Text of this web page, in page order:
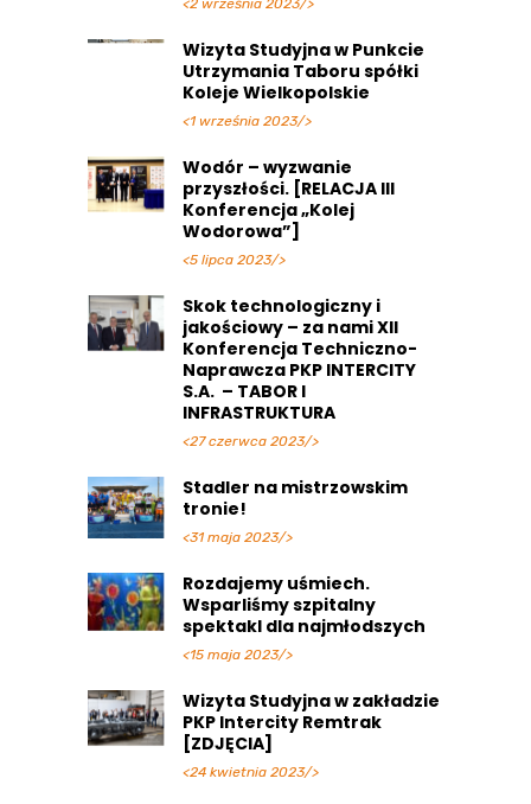
<2 września 2023/>
Wizyta Studyjna w Punkcie
Utrzymania Taboru spółki
Koleje Wielkopolskie
<1 września 2023/>
Wodór – wyzwanie
przyszłości. [RELACJA III
Konferencja „Kolej
Wodorowa”]
<5 lipca 2023/>
Skok technologiczny i
jakościowy – za nami XII
Konferencja Techniczno-
Naprawcza PKP INTERCITY
S.A. – TABOR I
INFRASTRUKTURA
<27 czerwca 2023/>
Stadler na mistrzowskim
tronie!
<31 maja 2023/>
Rozdajemy uśmiech.
Wsparliśmy szpitalny
spektakl dla najmłodszych
<15 maja 2023/>
Wizyta Studyjna w zakładzie
PKP Intercity Remtrak
[ZDJĘCIA]
<24 kwietnia 2023/>